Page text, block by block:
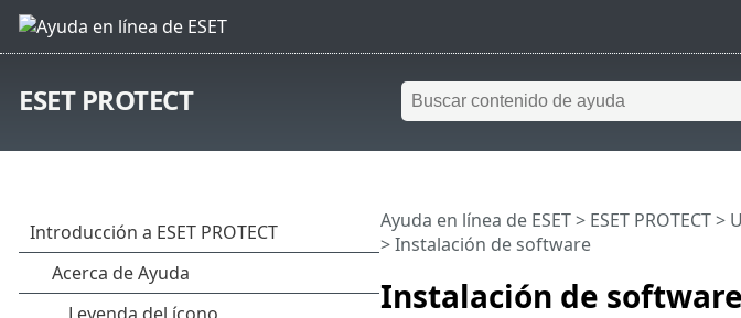
ESET PROTECT
Instalación de software
Ayuda en línea de ESET> ESET PROTECT>
> Instalación de software